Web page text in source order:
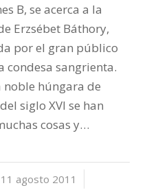
B, se acerca a la
Erzsébet Báthory,
por el gran público
condesa sangrienta.
noble húngara de
siglo XVI se han
cosas y…
11 agosto 2011
/